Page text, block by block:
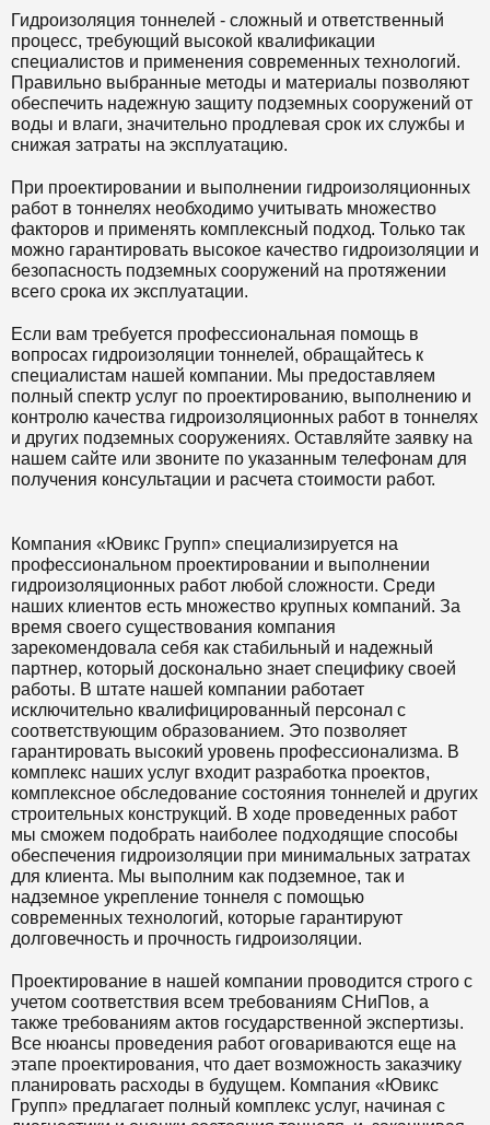
Гидроизоляция тоннелей - сложный и ответственный
процесс, требующий высокой квалификации
специалистов и применения современных технологий.
Правильно выбранные методы и материалы позволяют
обеспечить надежную защиту подземных сооружений от
воды и влаги, значительно продлевая срок их службы и
снижая затраты на эксплуатацию.
При проектировании и выполнении гидроизоляционных
работ в тоннелях необходимо учитывать множество
факторов и применять комплексный подход. Только так
можно гарантировать высокое качество гидроизоляции и
безопасность подземных сооружений на протяжении
всего срока их эксплуатации.
Если вам требуется профессиональная помощь в
вопросах гидроизоляции тоннелей, обращайтесь к
специалистам нашей компании. Мы предоставляем
полный спектр услуг по проектированию, выполнению и
контролю качества гидроизоляционных работ в тоннелях
и других подземных сооружениях. Оставляйте заявку на
нашем сайте или звоните по указанным телефонам для
получения консультации и расчета стоимости работ.
Компания «Ювикс Групп» специализируется на
профессиональном проектировании и выполнении
гидроизоляционных работ любой сложности. Среди
наших клиентов есть множество крупных компаний. За
время своего существования компания
зарекомендовала себя как стабильный и надежный
партнер, который досконально знает специфику своей
работы. В штате нашей компании работает
исключительно квалифицированный персонал с
соответствующим образованием. Это позволяет
гарантировать высокий уровень профессионализма. В
комплекс наших услуг входит разработка проектов,
комплексное обследование состояния тоннелей и других
строительных конструкций. В ходе проведенных работ
мы сможем подобрать наиболее подходящие способы
обеспечения гидроизоляции при минимальных затратах
для клиента. Мы выполним как подземное, так и
надземное укрепление тоннеля с помощью
современных технологий, которые гарантируют
долговечность и прочность гидроизоляции.
Проектирование в нашей компании проводится строго с
учетом соответствия всем требованиям СНиПов, а
также требованиям актов государственной экспертизы.
Все нюансы проведения работ оговариваются еще на
этапе проектирования, что дает возможность заказчику
планировать расходы в будущем. Компания «Ювикс
Групп» предлагает полный комплекс услуг, начиная с